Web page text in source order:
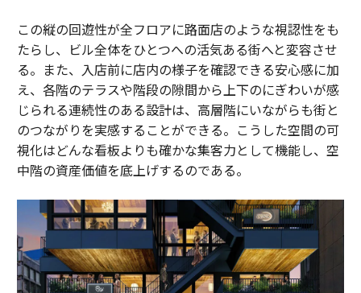
この縦の回遊性が全フロアに路面店のような視認性をも
たらし、ビル全体をひとつへの活気ある街へと変容させ
る。また、入店前に店内の様子を確認できる安心感に加
え、各階のテラスや階段の隙間から上下のにぎわいが感
じられる連続性のある設計は、高層階にいながらも街と
のつながりを実感することができる。こうした空間の可
視化はどんな看板よりも確かな集客力として機能し、空
中階の資産価値を底上げするのである。